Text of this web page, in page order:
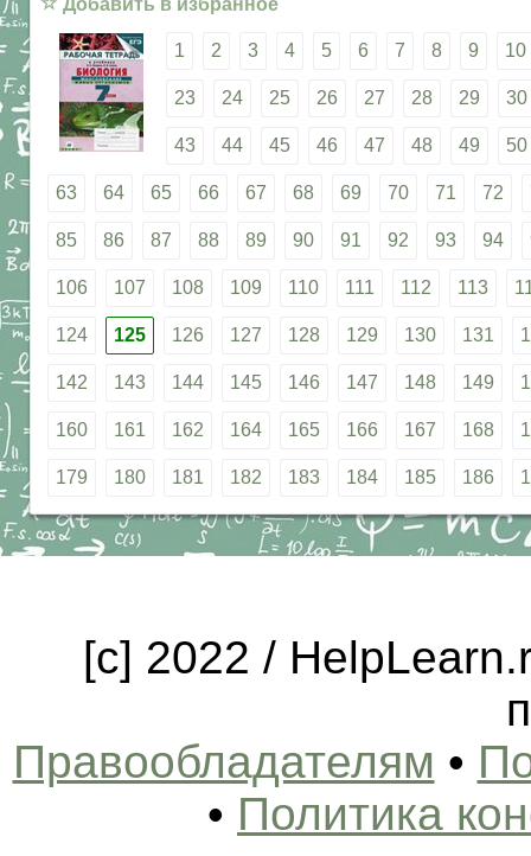
Добавить в избранное
1 2 3 4 5 6 7 8 9 10
23 24 25 26 27 28 29 30
43 44 45 46 47 48 49 50
63 64 65 66 67 68 69 70 71 72
85 86 87 88 89 90 91 92 93 94
106 107 108 109 110 111 112 113
124 125 126 127 128 129 130 131
142 143 144 145 146 147 148 149
160 161 162 164 165 166 167 168
179 180 181 182 183 184 185 186
[c] 2022 /
Правообладателям •
• Политика